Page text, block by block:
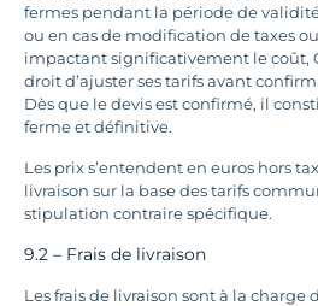
fermes pendant la période de
ou en cas de modification de taxes
impactant significativement le coût,
droit d’ajuster ses tarifs avant
Dès que le devis est confirmé, il
ferme et définitive.
Les prix s’entendent en euros hors
livraison sur la base des tarifs
stipulation contraire spécifique.
9.2 – Frais de livraison
Les frais de livraison sont à la charge